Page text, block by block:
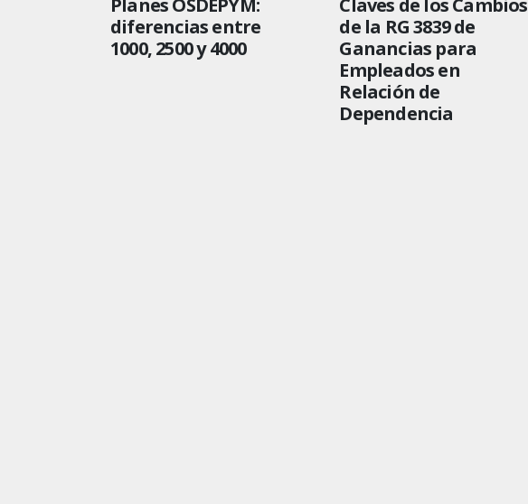
Planes OSDEPYM:
diferencias entre
1000, 2500 y 4000
Claves de los Cambios
de la RG 3839 de
Ganancias para
Empleados en
Relación de
Dependencia